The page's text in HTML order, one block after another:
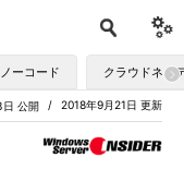
ーコード クラウドネイ
2018年9月21日 更新
日 公開